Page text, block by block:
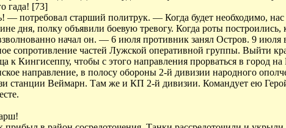
гада! [73]
потребовал старший политрук. — Когда будет необходимо, нас
дня, полку объявили боевую тревогу. Когда роты
начал он. — 6 июля противник занял Остров. 9 июля
сопротивление частей Лужской оперативной группы. Выйти
к Кингисеппу, чтобы с этого направления прорваться в
направление, в полосу обороны 2-й дивизии народного
станции Веймарн. Там же и КП 2-й дивизии. Командует ею